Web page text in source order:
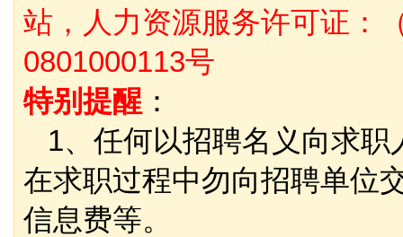
站，人力资源服务许可证：
0801000113号
特别提醒 ：
1、任何以招聘名义向求职
在求职过程中勿向招聘单位
信息费等。